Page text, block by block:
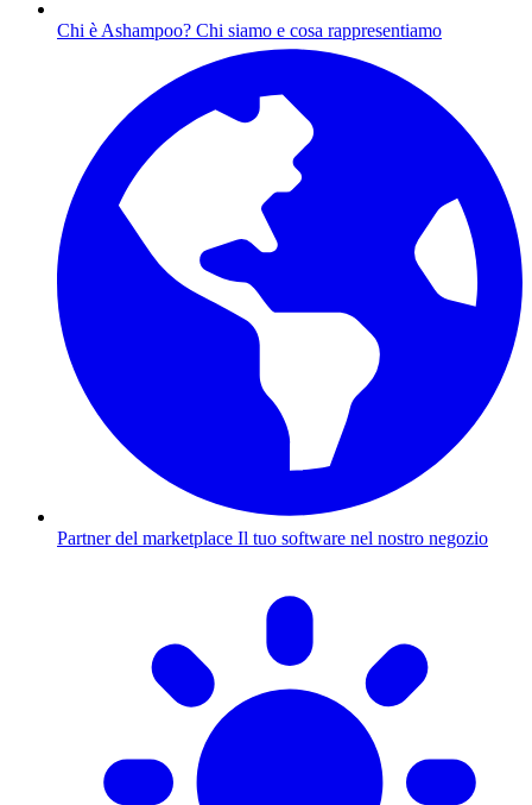
Chi è Ashampoo? Chi siamo e cosa rappresentiamo
Partner del marketplace Il tuo software nel nostro negozio